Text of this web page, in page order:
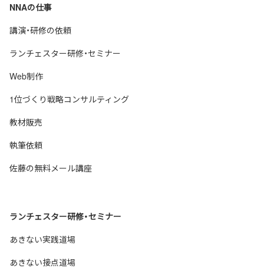
NNAの仕事
講演・研修の依頼
ランチェスター研修・セミナー
Web制作
1位づくり戦略コンサルティング
教材販売
執筆依頼
佐藤の無料メール講座
ランチェスター研修・セミナー
あきない実践道場
あきない接点道場